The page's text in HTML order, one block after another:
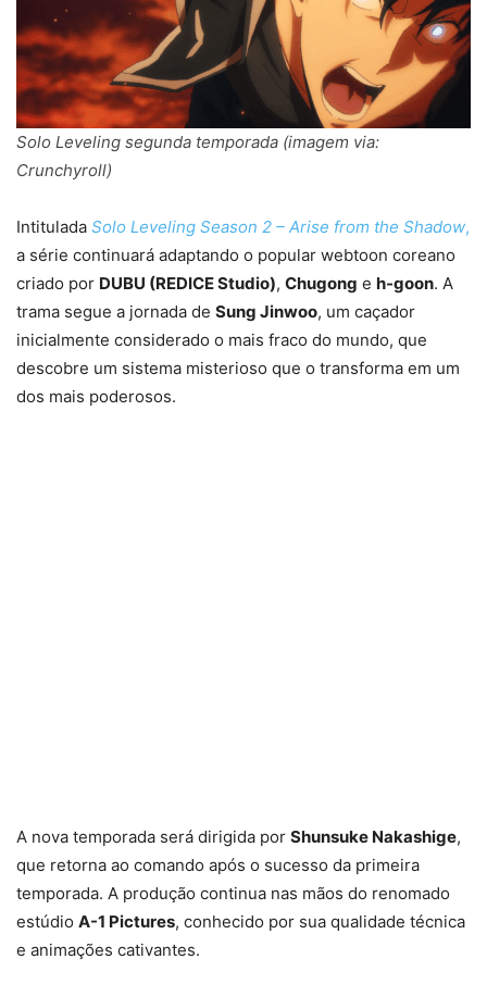
Solo Leveling segunda temporada (imagem via:
Crunchyroll)
Intitulada Solo Leveling Season 2 – Arise from the Shadow,
a série continuará adaptando o popular webtoon coreano
criado por DUBU (REDICE Studio), Chugong e h-goon. A
trama segue a jornada de Sung Jinwoo, um caçador
inicialmente considerado o mais fraco do mundo, que
descobre um sistema misterioso que o transforma em um
dos mais poderosos.
A nova temporada será dirigida por Shunsuke Nakashige,
que retorna ao comando após o sucesso da primeira
temporada. A produção continua nas mãos do renomado
estúdio A-1 Pictures, conhecido por sua qualidade técnica
e animações cativantes.